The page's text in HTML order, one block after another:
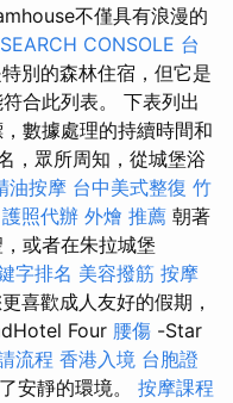
不僅具有浪漫的
CONSOLE 台
別的森林住宿，但它是
合此列表。 下表列出
數據處理的持續時間和
，眾所周知，從城堡浴
油按摩 台中美式整復 竹
護照代辦 外燴 推薦 朝著
或者在朱拉城堡
字排名 美容撥筋 按摩
喜歡成人友好的假期，
Four 腰傷 -Star
流程 香港入境 台胞證
安靜的環境。 按摩課程